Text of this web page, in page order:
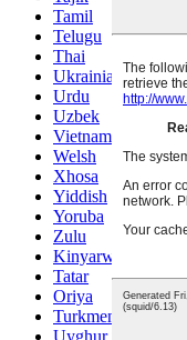
Tamil
Telugu
Thai
Ukrainian
Urdu
Uzbek
Vietnamese
Welsh
Xhosa
Yiddish
Yoruba
Zulu
Kinyarwanda
Tatar
Oriya
Turkmen